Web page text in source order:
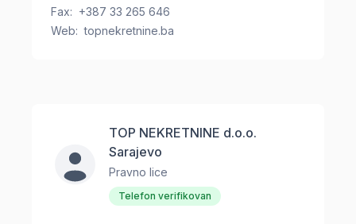
Fax: +387 33 265 646
Web: topnekretnine.ba
TOP NEKRETNINE d.o.o.
Sarajevo
Pravno lice
Telefon verifikovan